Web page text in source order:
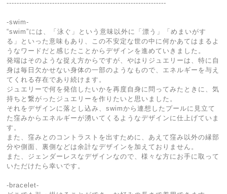
---------------------------------------------------------------
-swim-
“swim”には、「泳ぐ」という意味以外に「漂う」「めまいがす
る」といった意味もあり、この不安定な世の中に何かあてはまるよ
うなワードだと感じたことからデザインを進めていきました。
発端はそのような捉え方からですが、やはりジュエリーは、特に自
身は毎日欠かせない身体の一部のようなもので、エネルギーを与え
てくれる存在であり続けます。
ジュエリーで何を発信したいかを再度自身に問ってみたときに、気
持ちと繋がったジュエリーを作りたいと思いました。
それをデザインに落とし込み、swimから連想したプールに見立て
た窪みからエネルギーが湧いてくるようなデザインに仕上げていま
す。
また、窪みとのコントラストを出すために、あえて窪み以外の縁部
分や側面、裏側などは余計なデザインを加えておりません。
また、ジェンダーレスなデザインなので、様々な方にお手に取って
いただけたら幸いです。
-bracelet-